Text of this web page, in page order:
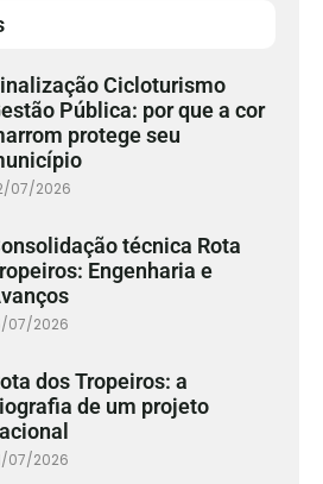
Cicloturismo
Pública: por que a cor
protege seu
07/2026
técnica Rota
Engenharia e
07/2026
dos Tropeiros: a
de um projeto
07/2026